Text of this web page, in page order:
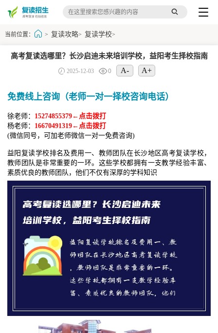
当前位置： > 复读攻略> 复读学校>
高考复读选哪里？长沙启迪未来培训学校，益阳考生择校指南
2025-12-03 0 A- A+
免费线上咨询（老师一对一择校咨询电话）
徐老师： 15274855379←点击拨打
杨老师： 16670491319←点击拨打
(微信同号，可加老师微信一对一免费咨询)
益阳复读学校排名及费用一、教师团队在长沙地区高考复读学校，
教师团队是非常重要的一环。这些学校都拥有一支教学经验丰富、
素质优良的教师团队，他们不仅有深厚的学科知识